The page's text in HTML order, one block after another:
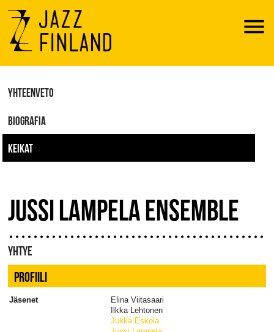
Menu
YHTEENVETO
BIOGRAFIA
KEIKAT
JUSSI LAMPELA ENSEMBLE
YHTYE
PROFIILI
Jäsenet
Elina Viitasaari
Ilkka Lehtonen
Jukka Eskola